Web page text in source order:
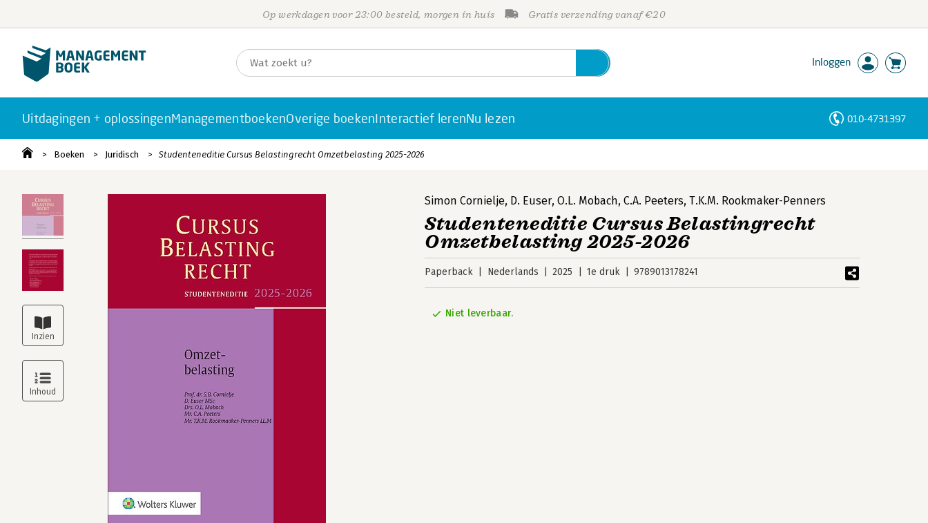
Op werkdagen voor 23:00 besteld, morgen in huis Gratis verzending vanaf €20
Inloggen
Uitdagingen + oplossingenManagementboekenOverige boekenInteractief lerenNu lezen 010-4731397
Boeken Juridisch Studenteneditie Cursus Belastingrecht Omzetbelasting 2025-2026
Simon Cornielje, D. Euser,O.L. Mobach,C.A. Peeters,T.K.M. Rookmaker-Penners
Studenteneditie Cursus Belastingrecht
Omzetbelasting 2025-2026
Paperback Nederlands 2025 1e druk 9789013178241
Niet leverbaar.
Personen